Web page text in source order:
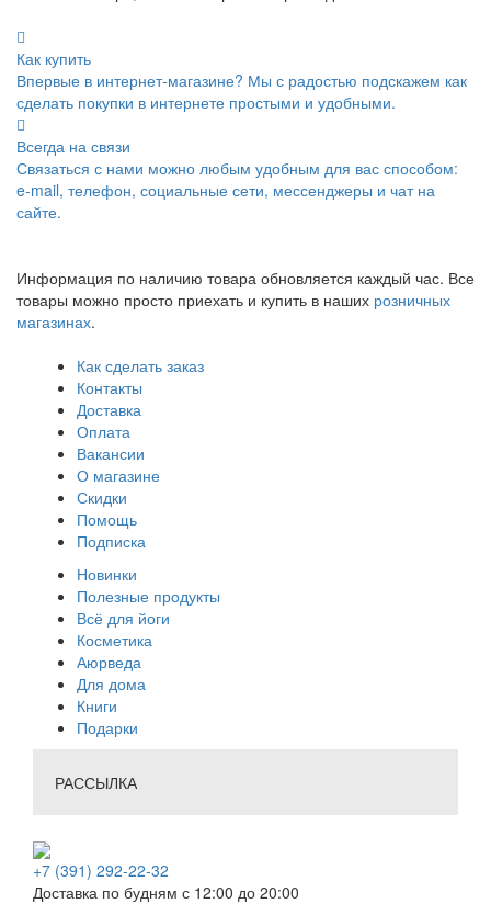
Как купить
Впервые в интернет-магазине? Мы с радостью подскажем как
сделать покупки в интернете простыми и удобными.
Всегда на связи
Связаться с нами можно любым удобным для вас способом:
e-mail, телефон, социальные сети, мессенджеры и чат на
сайте.
Информация по наличию товара обновляется каждый час. Все
товары можно просто приехать и купить в наших розничных
магазинах.
Как сделать заказ
Контакты
Доставка
Оплата
Вакансии
О магазине
Скидки
Помощь
Подписка
Новинки
Полезные продукты
Всё для йоги
Косметика
Аюрведа
Для дома
Книги
Подарки
РАССЫЛКА
+7 (391) 292-22-32
Доставка по будням с 12:00 до 20:00